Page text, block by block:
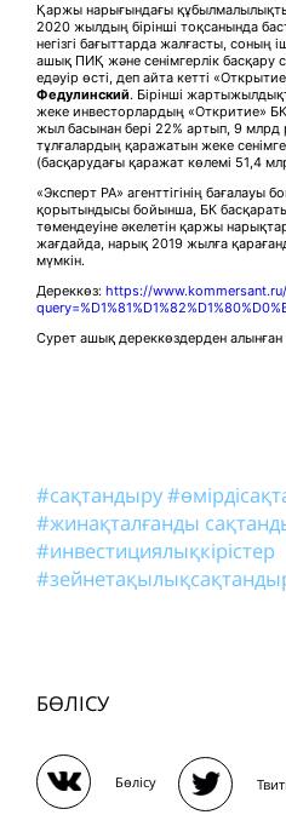
Қаржы нарығындағы
2020 жылдың бірінші тоқсанында
негізгі бағыттарда жалғасты, соның
ашық ПИҚ және сенімгерлік басқару
едәуір өсті, деп айта кетті
Федулинский. Бірінші
жеке инвесторлардың «Откритие»
жыл басынан бері 22% артып, 9 млрд
тұлғалардың қаражатын жеке
(басқарудағы қаражат көлемі 51,4
«Эксперт РА» агенттігінің
қорытындысы бойынша, БК
төмендеуіне әкелетін қаржы
жағдайда, нарық 2019 жылға
мүмкін.
Дереккөз: https://
Сурет ашық дереккөздерден алынған
#сақтандыру
#жинақталғанды
#инвестициялықкірістер
БӨЛІСУ
Бөлісу